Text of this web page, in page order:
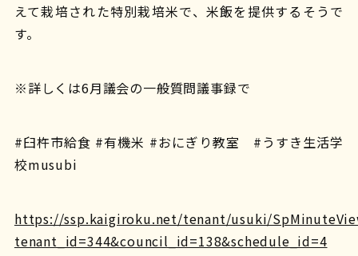
えて栽培された特別栽培米で、米飯を提供するそうで
す。
※詳しくは6月議会の一般質問議事録で
#臼杵市給食 #有機米 #おにぎり教室 #うすき生活学
校musubi
https://ssp.kaigiroku.net/tenant/usuki/
tenant_id=344&council_id=138&schedule_id=4